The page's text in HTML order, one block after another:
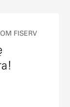
FISERV